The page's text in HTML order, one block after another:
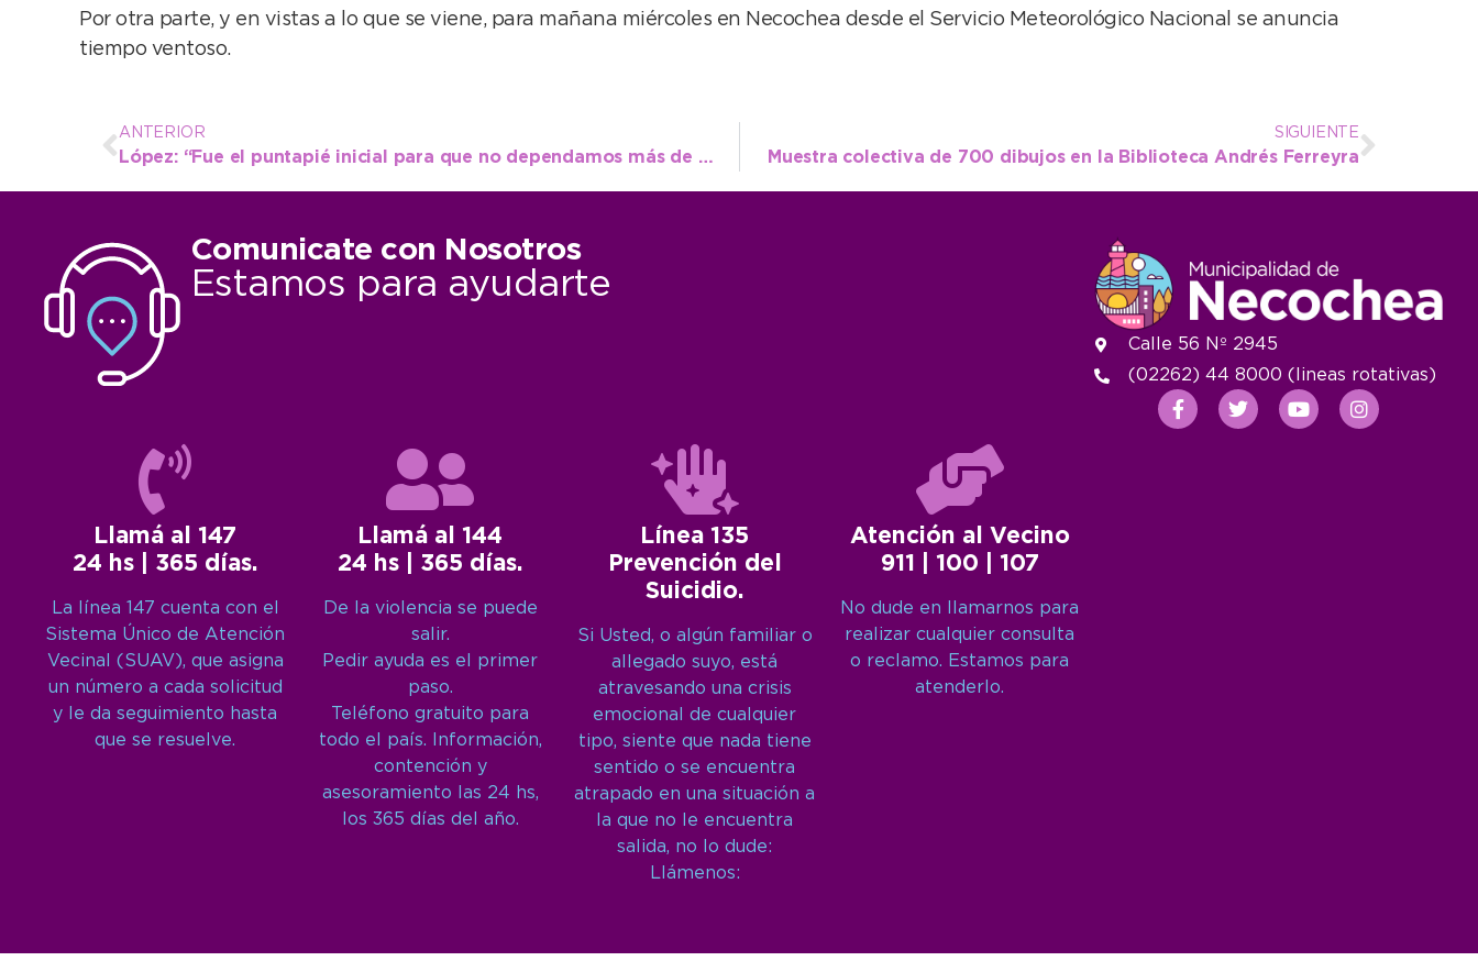
Por otra parte, y en vistas a lo que se viene, para mañana miércoles en Necochea desde el Servicio Meteorológico Nacional se anuncia
tiempo ventoso.
ANTERIOR
López: “Fue el puntapié inicial para que no dependamos más de nadie externo y dejar de ser colonia”
SIGUIENTE
Muestra colectiva de 700 dibujos en la Biblioteca Andrés Ferreyra
Comunicate con Nosotros
Estamos para ayudarte
Llamá al 147
24 hs | 365 días.
La línea 147 cuenta con el
Sistema Único de Atención
Vecinal (SUAV), que asigna
un número a cada solicitud
y le da seguimiento hasta
que se resuelve.
Llamá al 144
24 hs | 365 días.
De la violencia se puede
salir.
Pedir ayuda es el primer
paso.
Teléfono gratuito para
todo el país. Información,
contención y
asesoramiento las 24 hs,
los 365 días del año.
Línea 135
Prevención del
Suicidio.
Si Usted, o algún familiar o
allegado suyo, está
atravesando una crisis
emocional de cualquier
tipo, siente que nada tiene
sentido o se encuentra
atrapado en una situación a
la que no le encuentra
salida, no lo dude:
Llámenos:
Atención al Vecino
911 | 100 | 107
No dude en llamarnos para
realizar cualquier consulta
o reclamo. Estamos para
atenderlo.
Calle 56 Nº 2945
(02262) 44 8000 (lineas rotativas)